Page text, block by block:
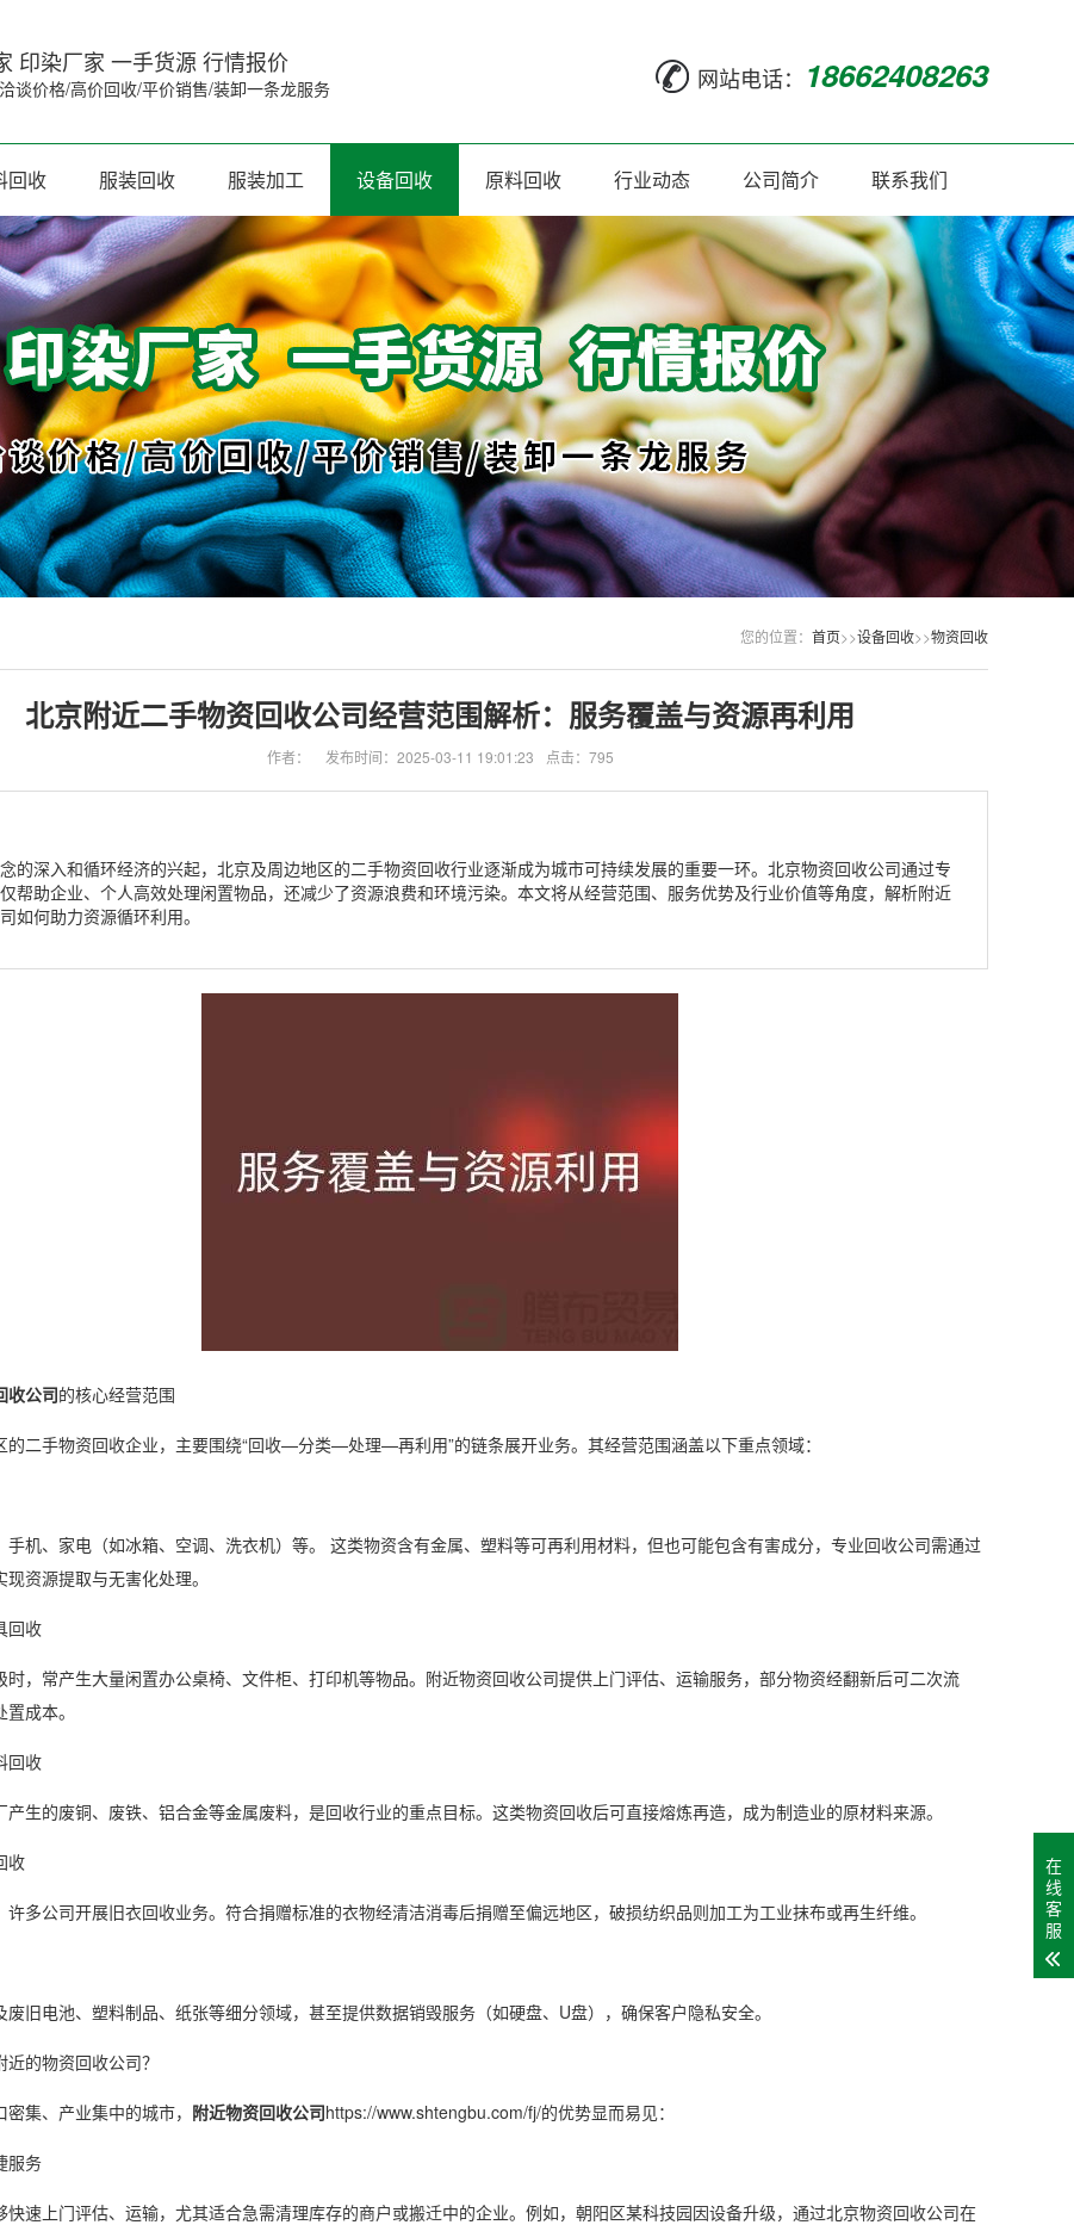
印染厂家 一手货源 行情报价
谈价格/高价回收/平价销售/装卸一条龙服务 网站电话： 18662408263
回收 服装回收 服装加工 设备回收 原料回收 行业动态 公司简介 联系我们
您的位置： 首页>>设备回收>>物资回收
北京附近二手物资回收公司经营范围解析：服务覆盖与资源再利用
作者： 发布时间：2025-03-11 19:01:23 点击：795
的深入和循环经济的兴起，北京及周边地区的二手物资回收行业逐渐成为城市可持续发展的重要一环。北京物资回收公司通过专
帮助企业、个人高效处理闲置物品，还减少了资源浪费和环境污染。本文将从经营范围、服务优势及行业价值等角度，解析附近
如何助力资源循环利用。
收公司的核心经营范围
的二手物资回收企业，主要围绕“回收—分类—处理—再利用”的链条展开业务。其经营范围涵盖以下重点领域：
手机、家电（如冰箱、空调、洗衣机）等。 这类物资含有金属、塑料等可再利用材料，但也可能包含有害成分，专业回收公司需通过
资源提取与无害化处理。
回收
时，常产生大量闲置办公桌椅、文件柜、打印机等物品。附近物资回收公司提供上门评估、运输服务，部分物资经翻新后可二次流
成本。
回收
产生的废铜、废铁、铝合金等金属废料，是回收行业的重点目标。这类物资回收后可直接熔炼再造，成为制造业的原材料来源。
收
许多公司开展旧衣回收业务。符合捐赠标准的衣物经清洁消毒后捐赠至偏远地区，破损纺织品则加工为工业抹布或再生纤维。
废旧电池、塑料制品、纸张等细分领域，甚至提供数据销毁服务（如硬盘、U盘），确保客户隐私安全。
的物资回收公司？
集、产业集中的城市， 附近物资回收公司https://www.shtengbu.com/fj/的优势显而易见：
服务
快速上门评估、运输，尤其适合急需清理库存的商户或搬迁中的企业。例如，朝阳区某科技园因设备升级，通过北京物资回收公司在
在
线
客
服